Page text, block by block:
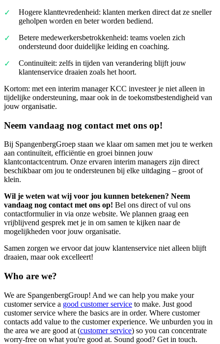
Hogere klanttevredenheid: klanten merken direct dat ze sneller
geholpen worden en beter worden bediend.
Betere medewerkersbetrokkenheid: teams voelen zich
ondersteund door duidelijke leiding en coaching.
Continuïteit: zelfs in tijden van verandering blijft jouw
klantenservice draaien zoals het hoort.
Kortom: met een interim manager KCC investeer je niet alleen in
tijdelijke ondersteuning, maar ook in de toekomstbestendigheid van
jouw organisatie.
Neem vandaag nog contact met ons op!
Bij SpangenbergGroep staan we klaar om samen met jou te werken
aan continuïteit, efficiëntie en groei binnen jouw
klantcontactcentrum. Onze ervaren interim managers zijn direct
beschikbaar om jou te ondersteunen bij elke uitdaging – groot of
klein.
Wil je weten wat wij voor jou kunnen betekenen? Neem
vandaag nog contact met ons op! Bel ons direct of vul ons
contactformulier in via onze website. We plannen graag een
vrijblijvend gesprek met je in om samen te kijken naar de
mogelijkheden voor jouw organisatie.
Samen zorgen we ervoor dat jouw klantenservice niet alleen blijft
draaien, maar ook excelleert!
Who are we?
We are SpangenbergGroup! And we can help you make your
customer service a good customer service to make. Just good
customer service where the basics are in order. Where customer
contacts add value to the customer experience. We unburden you in
the area we are good at (customer service) so you can concentrate
worry-free on what you're good at. Sound good? Get in touch.